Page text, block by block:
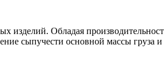
изделий. Обладая
сыпучести основной массы груза